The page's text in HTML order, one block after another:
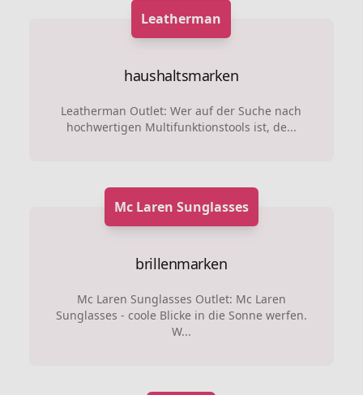
Leatherman
haushaltsmarken
Leatherman Outlet: Wer auf der Suche nach
hochwertigen Multifunktionstools ist, de...
Mc Laren Sunglasses
brillenmarken
Mc Laren Sunglasses Outlet: Mc Laren
Sunglasses - coole Blicke in die Sonne werfen.
W...